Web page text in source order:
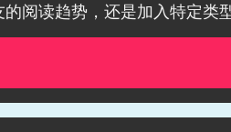
的阅读趋势，还是加入特定类